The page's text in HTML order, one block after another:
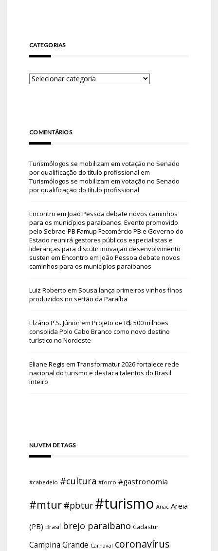
CATEGORIAS
COMENTÁRIOS
Turismólogos se mobilizam em votação no Senado
por qualificação do título profissional em
Turismólogos se mobilizam em votação no Senado
por qualificação do título profissional
Encontro em João Pessoa debate novos caminhos
para os municípios paraibanos. Evento promovido
pelo Sebrae-PB Famup Fecomércio PB e Governo do
Estado reunirá gestores públicos especialistas e
lideranças para discutir inovação desenvolvimento
susten em Encontro em João Pessoa debate novos
caminhos para os municípios paraibanos
Luiz Roberto em Sousa lança primeiros vinhos finos
produzidos no sertão da Paraíba
Elzário P.S. Júniorem Projeto de R$ 500 milhões
consolida Polo Cabo Branco como novo destino
turístico no Nordeste
Eliane Regis em Transformatur 2026 fortalece rede
nacional do turismo e destaca talentos do Brasil
inteiro
NUVEM DE TAGS
#cabedelo #cultura #forro #gastronomia
#mtur #pbtur #turismo Anac Areia
(PB) Brasil brejo paraibano Cadastur
Campina Grande Carnaval coronavírus